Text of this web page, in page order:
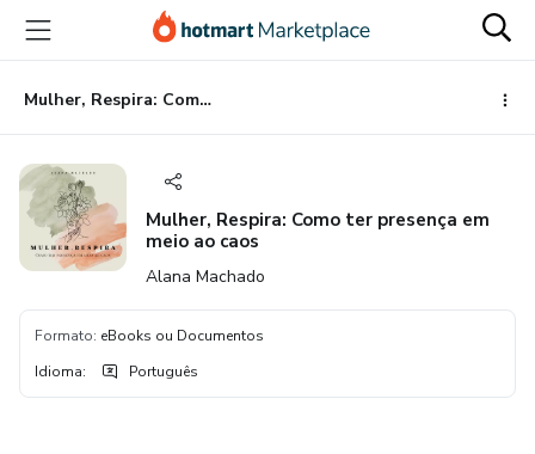
para
conteúdo
principal
para
pagamento
para
rodapé
Mulher, Respira: Como ter presença em meio ao caos
Mulher, Respira: Como ter presença em
meio ao caos
Alana Machado
Formato: eBooks ou Documentos
Idioma: Português